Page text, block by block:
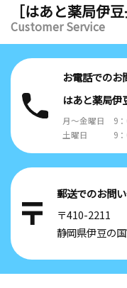
［はあと薬局伊
Customer Service
お電話でのお
はあと薬局伊
月～金曜日 9：
土曜日 9：
郵送でのお問
〒410-2211
静岡県伊豆の